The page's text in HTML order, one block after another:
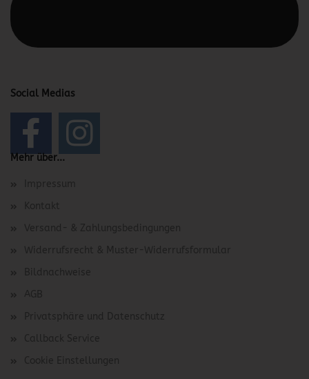
Social Medias
Mehr über...
Impressum
Kontakt
Versand- & Zahlungsbedingungen
Widerrufsrecht & Muster-Widerrufsformular
Bildnachweise
AGB
Privatsphäre und Datenschutz
Callback Service
Cookie Einstellungen